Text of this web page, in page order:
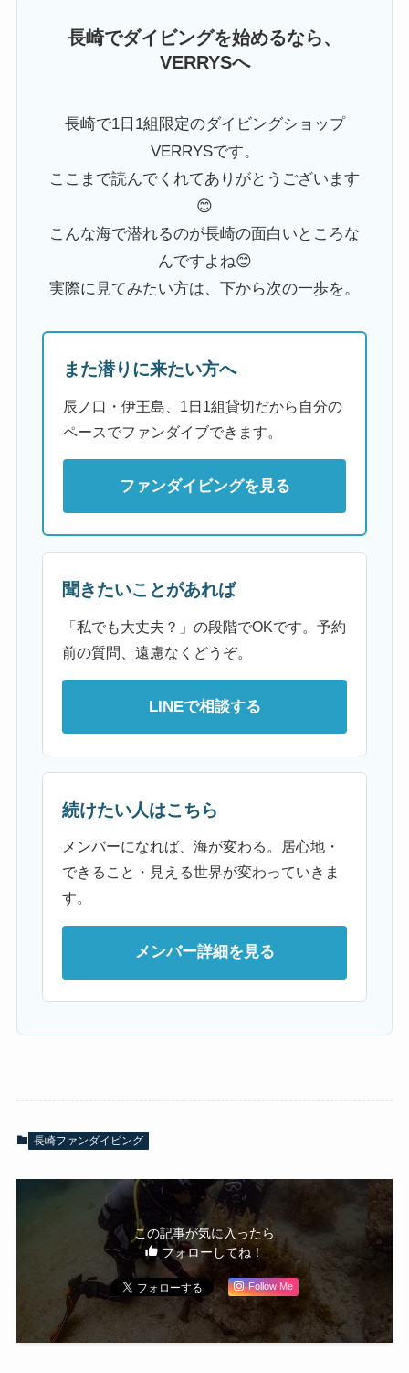
長崎でダイビングを始めるなら、
VERRYSへ
長崎で1日1組限定のダイビングショップ
VERRYSです。
ここまで読んでくれてありがとうございます
😊
こんな海で潜れるのが長崎の面白いところな
んですよね😊
実際に見てみたい方は、下から次の一歩を。
また潜りに来たい方へ
辰ノ口・伊王島、1日1組貸切だから自分の
ペースでファンダイブできます。
ファンダイビングを見る
聞きたいことがあれば
「私でも大丈夫？」の段階でOKです。予約
前の質問、遠慮なくどうぞ。
LINEで相談する
続けたい人はこちら
メンバーになれば、海が変わる。居心地・
できること・見える世界が変わっていきま
す。
メンバー詳細を見る
長崎ファンダイビング
この記事が気に入ったら
フォローしてね！
Follow Me